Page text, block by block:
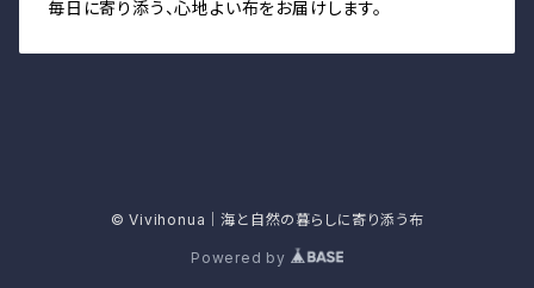
毎日に寄り添う、心地よい布をお届けします。
© Vivihonua｜海と自然の暮らしに寄り添う布
Powered by